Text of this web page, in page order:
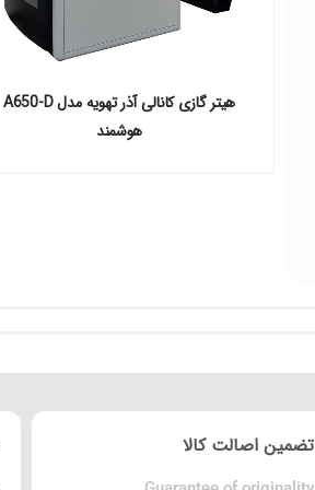
هیتر گازی کانالی آذر تهویه مدل A650-D
هوشمند
تضمین اصالت کالا